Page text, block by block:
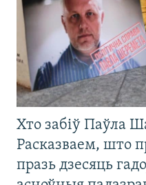
Хто забіў Паўла
Расказваем, што
празь дзесяць